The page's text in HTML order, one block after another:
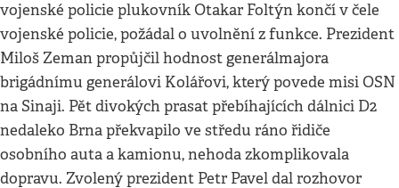
vojenské policie plukovník Otakar Foltýn končí v čele
vojenské policie, požádal o uvolnění z funkce. Prezident
Miloš Zeman propůjčil hodnost generálmajora
brigádnímu generálovi Kolářovi, který povede misi OSN
na Sinaji. Pět divokých prasat přebíhajících dálnici D2
nedaleko Brna překvapilo ve středu ráno řidiče
osobního auta a kamionu, nehoda zkomplikovala
dopravu. Zvolený prezident Petr Pavel dal rozhovor